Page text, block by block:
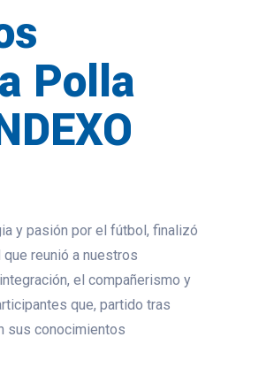
Polla
y pasión por el fútbol, finalizó
reunió a nuestros
el compañerismo y
que, partido tras
sus conocimientos